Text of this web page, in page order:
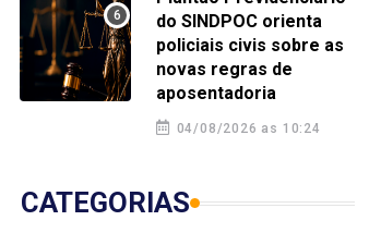
Bahia celebra 10 anos de
dedicação à segurança pública
4 agosto 2026 12:58
do SINDPOC orienta
policiais civis sobre as
novas regras de
aposentadoria
04/08/2026 as 10:24
CATEGORIAS